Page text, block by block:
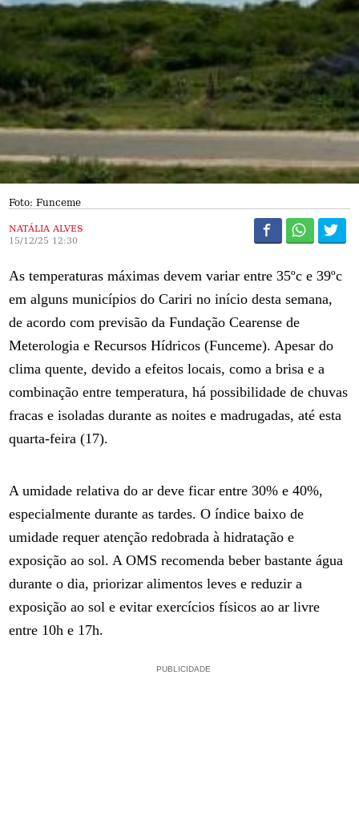
Foto: Funceme
NATÁLIA ALVES
15/12/25 12:30
As temperaturas máximas devem variar entre 35ºc e 39ºc
em alguns municípios do Cariri no início desta semana,
de acordo com previsão da Fundação Cearense de
Meterologia e Recursos Hídricos (Funceme). Apesar do
clima quente, devido a efeitos locais, como a brisa e a
combinação entre temperatura, há possibilidade de chuvas
fracas e isoladas durante as noites e madrugadas, até esta
quarta-feira (17).
A umidade relativa do ar deve ficar entre 30% e 40%,
especialmente durante as tardes. O índice baixo de
umidade requer atenção redobrada à hidratação e
exposição ao sol. A OMS recomenda beber bastante água
durante o dia, priorizar alimentos leves e reduzir a
exposição ao sol e evitar exercícios físicos ao ar livre
entre 10h e 17h.
PUBLICIDADE